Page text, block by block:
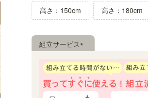
高さ：150cm 高さ：180cm
組立サービス
須)